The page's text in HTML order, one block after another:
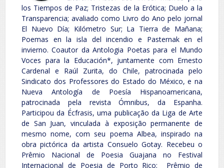
los Tiempos de Paz; Tristezas de la Erótica; Duelo a la
Transparencia; avaliado como Livro do Ano pelo jornal
El Nuevo Día; Kilómetro Sur; La Tierra de Mañana;
Poemas en la isla del incendio e Pasternak en el
invierno. Coautor da Antologia Poetas para el Mundo
Voces para la Educación*, juntamente com Ernesto
Cardenal e Raúl Zurita, do Chile, patrocinada pelo
Sindicato dos Professores do Estado do México, e na
Nueva Antología de Poesía Hispanoamericana,
patrocinada pela revista Ómnibus, da Espanha.
Participou da Écfrasis, uma publicação da Liga de Arte
de San Juan, vinculada à exposição permanente de
mesmo nome, com seu poema Albea, inspirado na
obra pictórica da artista Consuelo Gotay. Recebeu o
Prêmio Nacional de Poesia Guajana no Festival
Internacional de Poesia de Porto Rico; Prêmio de